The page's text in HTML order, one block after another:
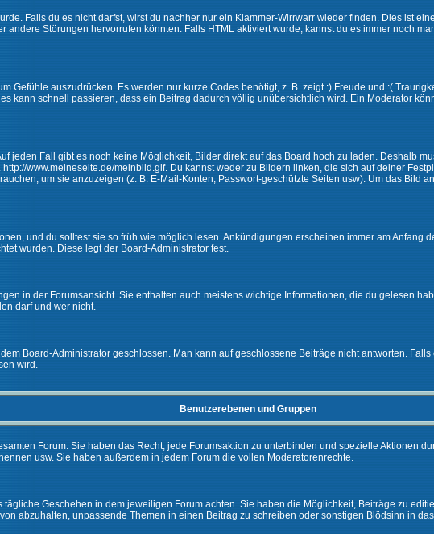
Falls du es nicht darfst, wirst du nachher nur ein Klammer-Wirrwarr wieder finden. Dies ist eine
andere Störungen hervorrufen könnten. Falls HTML aktiviert wurde, kannst du es immer noch
Gefühle auszudrücken. Es werden nur kurze Codes benötigt, z. B. zeigt :) Freude und :(
kann schnell passieren, dass ein Beitrag dadurch völlig unübersichtlich wird. Ein Moderator
jeden Fall gibt es noch keine Möglichkeit, Bilder direkt auf das Board hoch zu laden. Deshalb
www.meineseite.de/meinbild.gif. Du kannst weder zu Bildern linken, die sich auf deiner
um sie anzuzeigen (z. B. E-Mail-Konten, Passwort-geschützte Seiten usw). Um das Bild
und du solltest sie so früh wie möglich lesen. Ankündigungen erscheinen immer am Anfang
wurden. Diese legt der Board-Administrator fest.
in der Forumsansicht. Sie enthalten auch meistens wichtige Informationen, die du gelesen
darf und wer nicht.
Board-Administrator geschlossen. Man kann auf geschlossene Beiträge nicht antworten.
wird.
Benutzerebenen und Gruppen
Forum. Sie haben das Recht, jede Forumsaktion zu unterbinden und spezielle Aktionen
usw. Sie haben außerdem in jedem Forum die vollen Moderatorenrechte.
Geschehen in dem jeweiligen Forum achten. Sie haben die Möglichkeit, Beiträge zu
abzuhalten, unpassende Themen in einen Beitrag zu schreiben oder sonstigen Blödsinn in